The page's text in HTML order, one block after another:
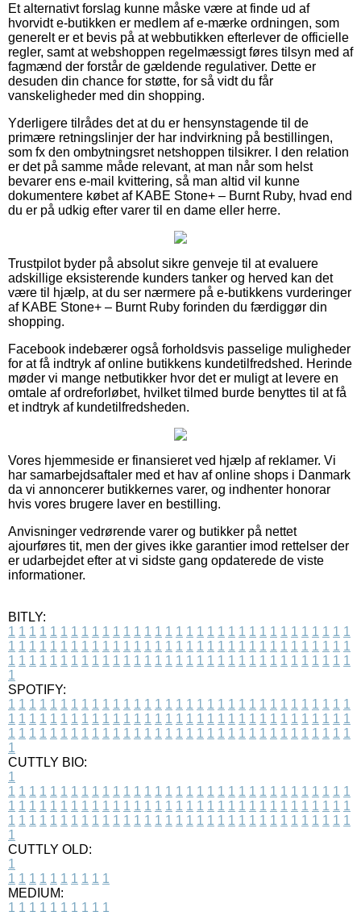
Et alternativt forslag kunne måske være at finde ud af
hvorvidt e-butikken er medlem af e-mærke ordningen, som
generelt er et bevis på at webbutikken efterlever de officielle
regler, samt at webshoppen regelmæssigt føres tilsyn med af
fagmænd der forstår de gældende regulativer. Dette er
desuden din chance for støtte, for så vidt du får
vanskeligheder med din shopping.
Yderligere tilrådes det at du er hensynstagende til de
primære retningslinjer der har indvirkning på bestillingen,
som fx den ombytningsret netshoppen tilsikrer. I den relation
er det på samme måde relevant, at man når som helst
bevarer ens e-mail kvittering, så man altid vil kunne
dokumentere købet af KABE Stone+ – Burnt Ruby, hvad end
du er på udkig efter varer til en dame eller herre.
Trustpilot byder på absolut sikre genveje til at evaluere
adskillige eksisterende kunders tanker og herved kan det
være til hjælp, at du ser nærmere på e-butikkens vurderinger
af KABE Stone+ – Burnt Ruby forinden du færdiggør din
shopping.
Facebook indebærer også forholdsvis passelige muligheder
for at få indtryk af online butikkens kundetilfredshed. Herinde
møder vi mange netbutikker hvor det er muligt at levere en
omtale af ordreforløbet, hvilket tilmed burde benyttes til at få
et indtryk af kundetilfredsheden.
Vores hjemmeside er finansieret ved hjælp af reklamer. Vi
har samarbejdsaftaler med et hav af online shops i Danmark
da vi annoncerer butikkernes varer, og indhenter honorar
hvis vores brugere laver en bestilling.
Anvisninger vedrørende varer og butikker på nettet
ajourføres tit, men der gives ikke garantier imod rettelser der
er udarbejdet efter at vi sidste gang opdaterede de viste
informationer.
BITLY:
1 1 1 1 1 1 1 1 1 1 1 1 1 1 1 1 1 1 1 1 1 1 1 1 1 1 1 1 1 1 1 1 1
1 1 1 1 1 1 1 1 1 1 1 1 1 1 1 1 1 1 1 1 1 1 1 1 1 1 1 1 1 1 1 1 1
1 1 1 1 1 1 1 1 1 1 1 1 1 1 1 1 1 1 1 1 1 1 1 1 1 1 1 1 1 1 1 1 1
1
SPOTIFY:
1 1 1 1 1 1 1 1 1 1 1 1 1 1 1 1 1 1 1 1 1 1 1 1 1 1 1 1 1 1 1 1 1
1 1 1 1 1 1 1 1 1 1 1 1 1 1 1 1 1 1 1 1 1 1 1 1 1 1 1 1 1 1 1 1 1
1 1 1 1 1 1 1 1 1 1 1 1 1 1 1 1 1 1 1 1 1 1 1 1 1 1 1 1 1 1 1 1 1
1
CUTTLY BIO:
1
1 1 1 1 1 1 1 1 1 1 1 1 1 1 1 1 1 1 1 1 1 1 1 1 1 1 1 1 1 1 1 1 1
1 1 1 1 1 1 1 1 1 1 1 1 1 1 1 1 1 1 1 1 1 1 1 1 1 1 1 1 1 1 1 1 1
1 1 1 1 1 1 1 1 1 1 1 1 1 1 1 1 1 1 1 1 1 1 1 1 1 1 1 1 1 1 1 1 1
1
CUTTLY OLD:
1
1 1 1 1 1 1 1 1 1 1
MEDIUM:
1 1 1 1 1 1 1 1 1 1